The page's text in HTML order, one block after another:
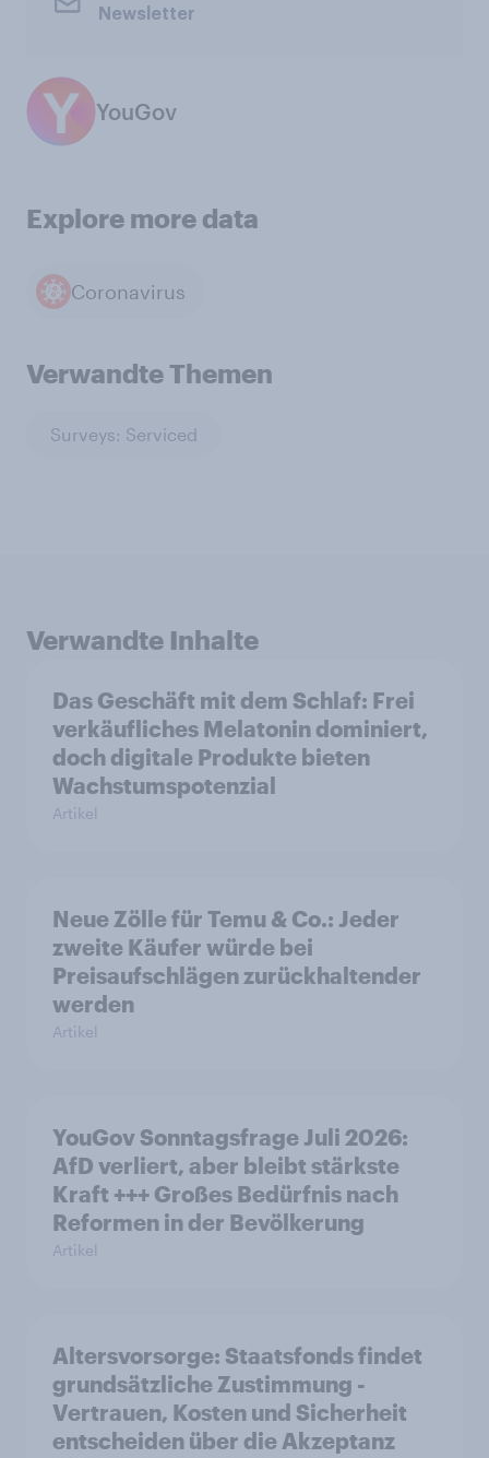
Newsletter
YouGov
Explore more data
Coronavirus
Verwandte Themen
Surveys: Serviced
Verwandte Inhalte
Das Geschäft mit dem Schlaf: Frei
verkäufliches Melatonin dominiert,
doch digitale Produkte bieten
Wachstumspotenzial
Artikel
Neue Zölle für Temu & Co.: Jeder
zweite Käufer würde bei
Preisaufschlägen zurückhaltender
werden
Artikel
YouGov Sonntagsfrage Juli 2026:
AfD verliert, aber bleibt stärkste
Kraft +++ Großes Bedürfnis nach
Reformen in der Bevölkerung
Artikel
Altersvorsorge: Staatsfonds findet
grundsätzliche Zustimmung -
Vertrauen, Kosten und Sicherheit
entscheiden über die Akzeptanz